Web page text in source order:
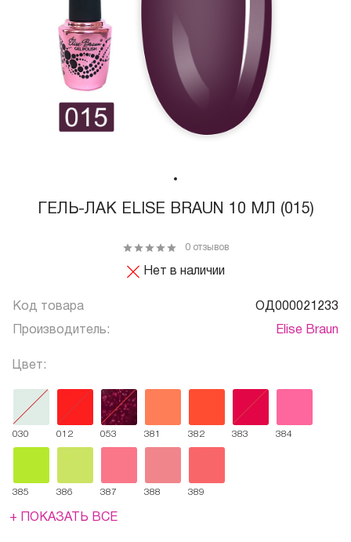
ГЕЛЬ-ЛАК ELISE BRAUN 10 МЛ (015)
Нет в наличии
0 отзывов
Код товара ОД000021233
Производитель: Elise Braun
Цвет:
030 012 053 381 382 383 384
385 386 387 388 389
+ ПОКАЗАТЬ ВСЕ